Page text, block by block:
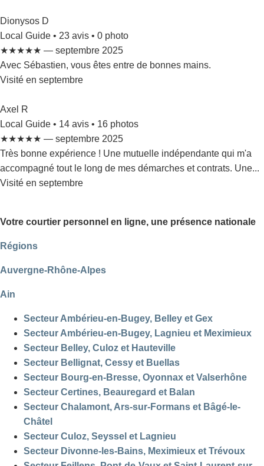
Dionysos D
Local Guide • 23 avis • 0 photo
★★★★★ — septembre 2025
Avec Sébastien, vous êtes entre de bonnes mains.
Visité en septembre
Axel R
Local Guide • 14 avis • 16 photos
★★★★★ — septembre 2025
Très bonne expérience ! Une mutuelle indépendante qui m'a
accompagné tout le long de mes démarches et contrats. Une...
Visité en septembre
Votre courtier personnel en ligne, une présence nationale
Régions
Auvergne-Rhône-Alpes
Ain
Secteur Ambérieu-en-Bugey, Belley et Gex
Secteur Ambérieu-en-Bugey, Lagnieu et Meximieux
Secteur Belley, Culoz et Hauteville
Secteur Bellignat, Cessy et Buellas
Secteur Bourg-en-Bresse, Oyonnax et Valserhône
Secteur Certines, Beauregard et Balan
Secteur Chalamont, Ars-sur-Formans et Bâgé-le-
Châtel
Secteur Culoz, Seyssel et Lagnieu
Secteur Divonne-les-Bains, Meximieux et Trévoux